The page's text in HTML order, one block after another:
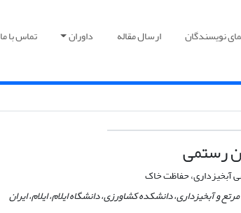
نویسندگان ارسال مقاله داوران تماس با ما
رستمی
آبخیزداری، حفاظت خاک
و آبخیزداری، دانشکده کشاورزی، دانشگاه ایلام، ایلام، ایران